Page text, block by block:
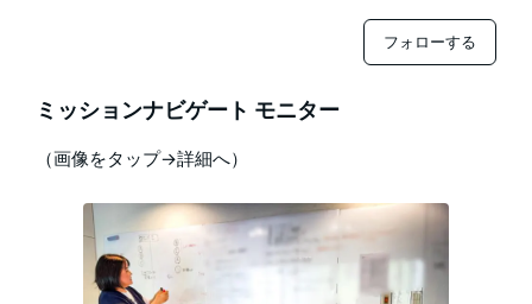
フォローする
ミッションナビゲート モニター
（画像をタップ→詳細へ）